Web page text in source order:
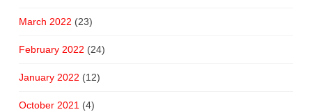
March 2022 (23)
February 2022 (24)
January 2022 (12)
October 2021 (4)